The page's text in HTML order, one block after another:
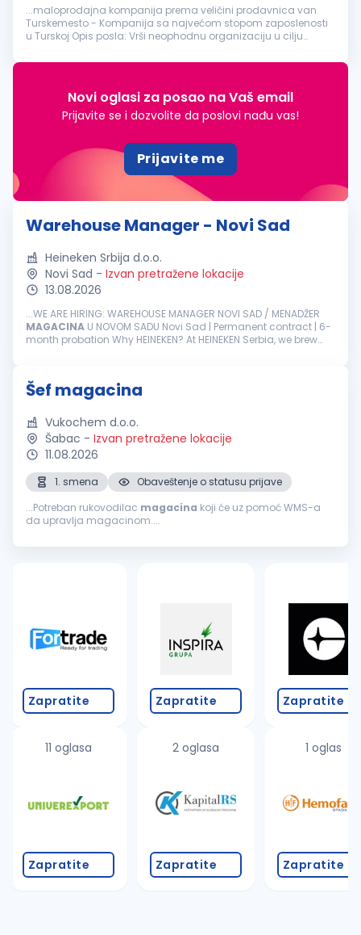
...maloprodajna kompanija prema veličini prodavnica van
Turskemesto - Kompanija sa najvećom stopom zaposlenosti
u Turskoj Opis posla: Vrši neophodnu organizaciju u cilju
redovne izveštaje...
Novi oglasi za posao na Vaš email
Prijavite se i dozvolite da poslovi nađu vas!
Prijavite me
Warehouse Manager - Novi Sad
Heineken Srbija d.o.o.
Novi Sad - Izvan pretražene lokacije
13.08.2026
...WE ARE HIRING: WAREHOUSE MANAGER NOVI SAD / MENADŽER
MAGACINA U NOVOM SADU Novi Sad | Permanent contract | 6-
month probation Why HEINEKEN? At HEINEKEN Serbia, we brew
Šef magacina
Vukochem d.o.o.
Šabac - Izvan pretražene lokacije
11.08.2026
1. smena
Obaveštenje o statusu prijave
...Potreban rukovodilac magacina koji će uz pomoć WMS-a
da upravlja magacinom....
Zapratite
11 oglasa
Zapratite
Zapratite
2 oglasa
Zapratite
Zapratite
1 oglas
Zapratite